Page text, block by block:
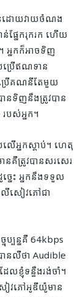
នដោយវាយចំណង
ផ្នែករុករក ហើយ
អ្នកក៏អាចទិញ
រើឥណទាន
រើគណនីតែមួយ
នទិញនឹងត្រូវបាន
បស់អ្នក។
អ្នកស្តាប់។ ហេតុ
គឺត្រូវបានសរសេរ
នេះ អ្នកនឹងទទួល
សៀវភៅជា
ប្បន្នគឺ 64kbps
នលឺថា Audible
ខ្ញុំទន្ទឹងរង់ចាំ។
វភៅអូឌីយ៉ូមាន